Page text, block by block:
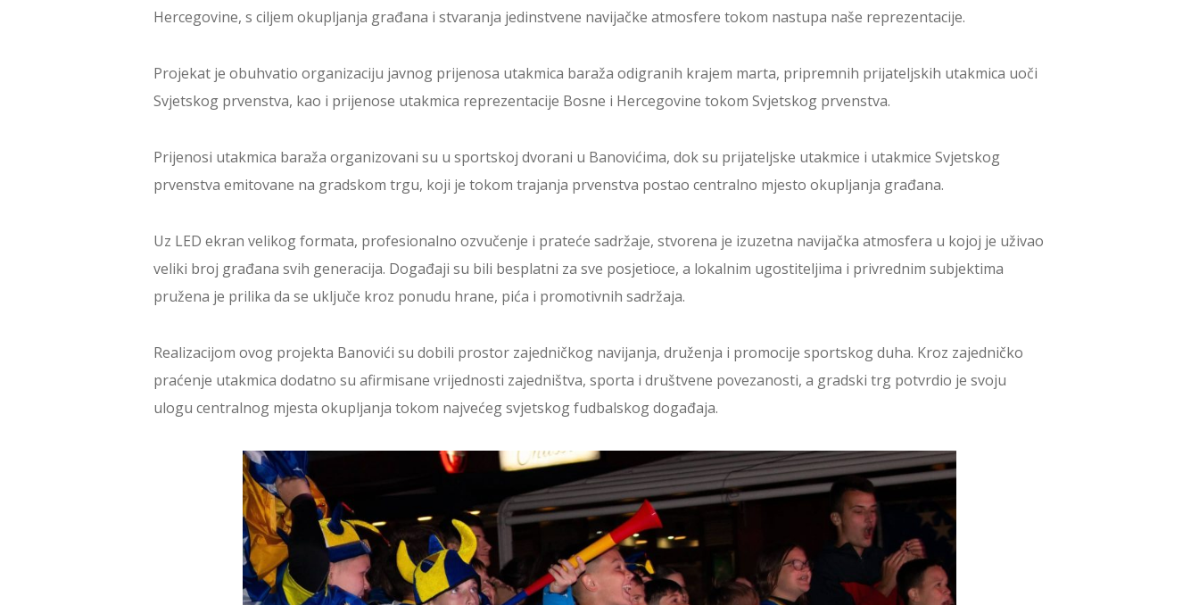
Hercegovine, s ciljem okupljanja građana i stvaranja jedinstvene navijačke atmosfere tokom nastupa naše reprezentacije.
Projekat je obuhvatio organizaciju javnog prijenosa utakmica baraža odigranih krajem marta, pripremnih prijateljskih utakmica uoči
Svjetskog prvenstva, kao i prijenose utakmica reprezentacije Bosne i Hercegovine tokom Svjetskog prvenstva.
Prijenosi utakmica baraža organizovani su u sportskoj dvorani u Banovićima, dok su prijateljske utakmice i utakmice Svjetskog
prvenstva emitovane na gradskom trgu, koji je tokom trajanja prvenstva postao centralno mjesto okupljanja građana.
Uz LED ekran velikog formata, profesionalno ozvučenje i prateće sadržaje, stvorena je izuzetna navijačka atmosfera u kojoj je uživao
veliki broj građana svih generacija. Događaji su bili besplatni za sve posjetioce, a lokalnim ugostiteljima i privrednim subjektima
pružena je prilika da se uključe kroz ponudu hrane, pića i promotivnih sadržaja.
Realizacijom ovog projekta Banovići su dobili prostor zajedničkog navijanja, druženja i promocije sportskog duha. Kroz zajedničko
praćenje utakmica dodatno su afirmisane vrijednosti zajedništva, sporta i društvene povezanosti, a gradski trg potvrdio je svoju
ulogu centralnog mjesta okupljanja tokom najvećeg svjetskog fudbalskog događaja.